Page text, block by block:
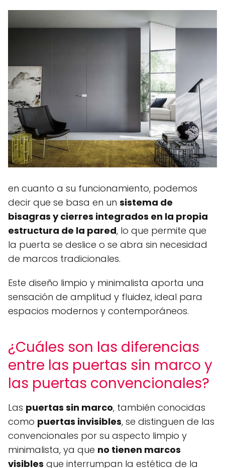
en cuanto a su funcionamiento, podemos
decir que se basa en un sistema de
bisagras y cierres integrados en la propia
estructura de la pared, lo que permite que
la puerta se deslice o se abra sin necesidad
de marcos tradicionales.
Este diseño limpio y minimalista aporta una
sensación de amplitud y fluidez, ideal para
espacios modernos y contemporáneos.
¿Cuáles son las diferencias
entre las puertas sin marco y
las puertas convencionales?
Las puertas sin marco, también conocidas
como puertas invisibles, se distinguen de las
convencionales por su aspecto limpio y
minimalista, ya que no tienen marcos
visibles que interrumpan la estética de la